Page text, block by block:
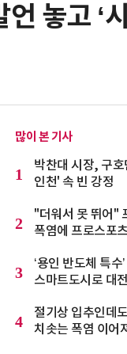
놓고 ‘
많이 본 기사
1
박찬대 시장, 구
인천' 속 빈 강정
2
"더워서 못 뛰어"
폭염에 프로스포
3
‘용인 반도체 특
스마트도시로 대
4
절기상 입추인데
치솟는 폭염 이어